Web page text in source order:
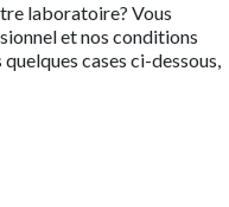
laboratoire? Vous
et nos conditions
cases ci-dessous,